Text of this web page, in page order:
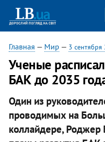
Главная — Мир — 3 сентября
Ученые
БАК до 2035
Один из
проводимых на
коллайдере, Роджер